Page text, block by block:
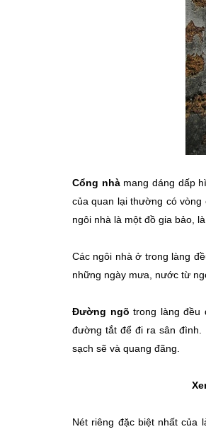
Cổng nhàmang dáng dấp
của quan lại thường có
ngôi nhà là một đồ gia bảo,
Các ngôi nhà ở trong làng
những ngày mưa, nước từ
Đường ngõ trong làng đều
đường tắt để đi ra sân
sạch sẽ và quang đãng.
Nét riêng đặc biệt nhất của